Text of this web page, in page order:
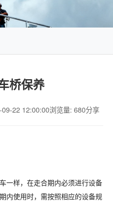
桥保养
22 12:00:00浏览量: 680分享
一样，在走合期内必须进行设备
内使用时，需按照相应的设备规